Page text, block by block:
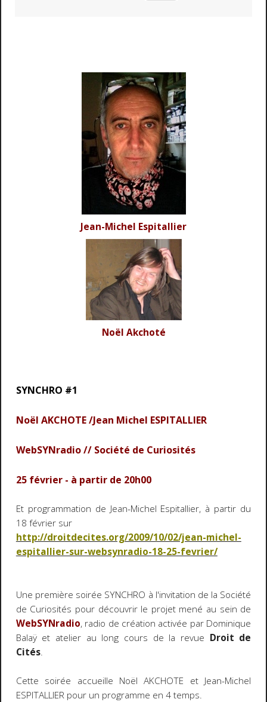
Jean-Michel Espitallier
Noël Akchoté
SYNCHRO #1
Noël AKCHOTE /Jean Michel ESPITALLIER
WebSYNradio // Société de Curiosités
25 février - à partir de 20h00
Et programmation de Jean-Michel Espitallier, à partir du
18 février sur
http://droitdecites.org/2009/10/02/jean-michel-
espitallier-sur-websynradio-18-25-fevrier/
Une première soirée SYNCHRO à l'invitation de la Société
de Curiosités pour découvrir le projet mené au sein de
WebSYNradio, radio de création activée par Dominique
Balaÿ et atelier au long cours de la revue Droit de
Cités.
Cette soirée accueille Noël AKCHOTE et Jean-Michel
ESPITALLIER pour un programme en 4 temps.